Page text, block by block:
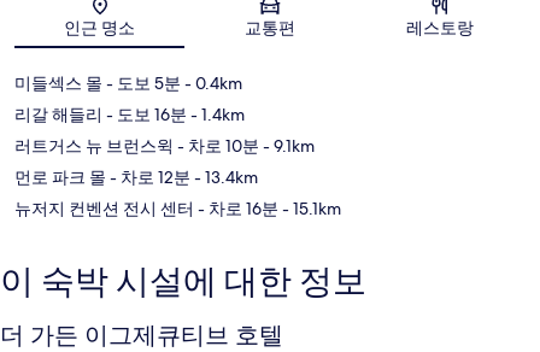
지도
인근 명소 교통편 레스토랑
미들섹스 몰 - 도보 5분 - 0.4km
리갈 해들리 - 도보 16분 - 1.4km
러트거스 뉴 브런스윅 - 차로 10분 - 9.1km
먼로 파크 몰 - 차로 12분 - 13.4km
뉴저지 컨벤션 전시 센터 - 차로 16분 - 15.1km
이 숙박 시설에 대한 정보
더 가든 이그제큐티브 호텔